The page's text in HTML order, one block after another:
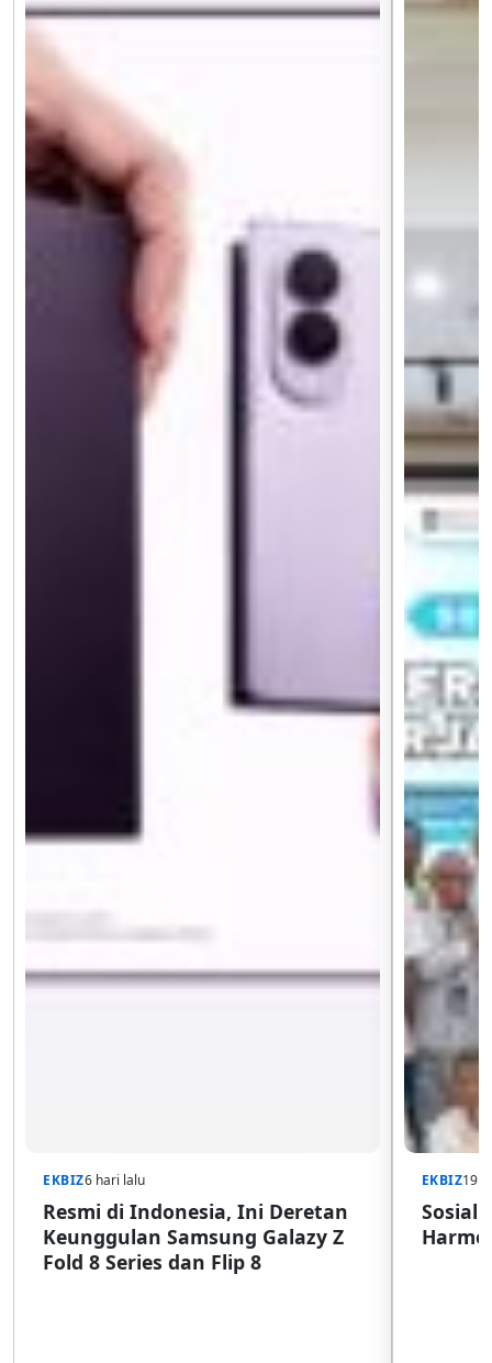
EKBIZ6 hari lalu
Resmi di Indonesia, Ini Deretan
Keunggulan Samsung Galazy Z
Fold 8 Series dan Flip 8
EKBIZ19